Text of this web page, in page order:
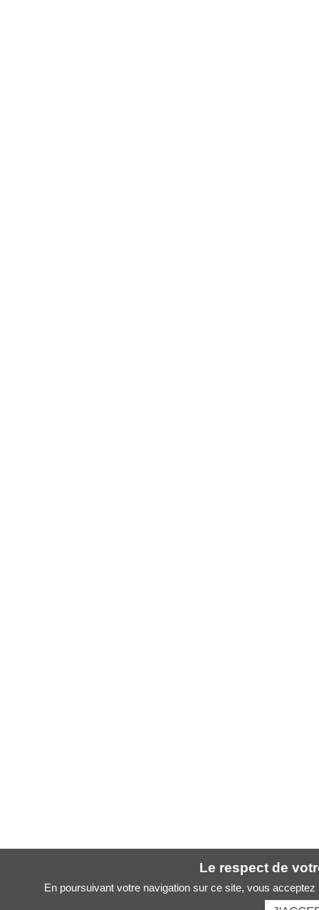
Le respect de
En poursuivant votre navigation sur ce site, vous